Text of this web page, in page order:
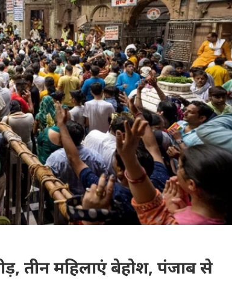
तीन महिलाएं बेहोश, पंजाब से